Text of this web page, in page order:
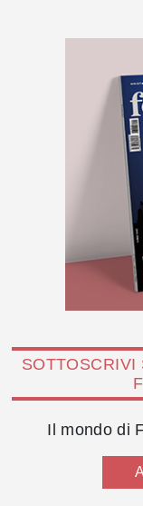
SOTTOSCRIVI
Il mondo di